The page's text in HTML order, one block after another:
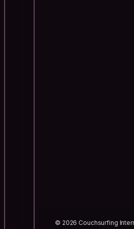
© 2026 Couchsurfing